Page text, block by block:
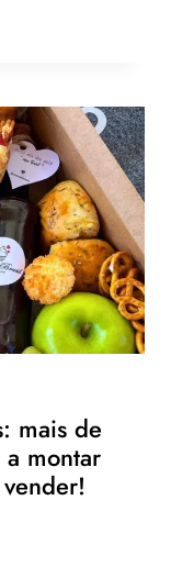
mais de
montar